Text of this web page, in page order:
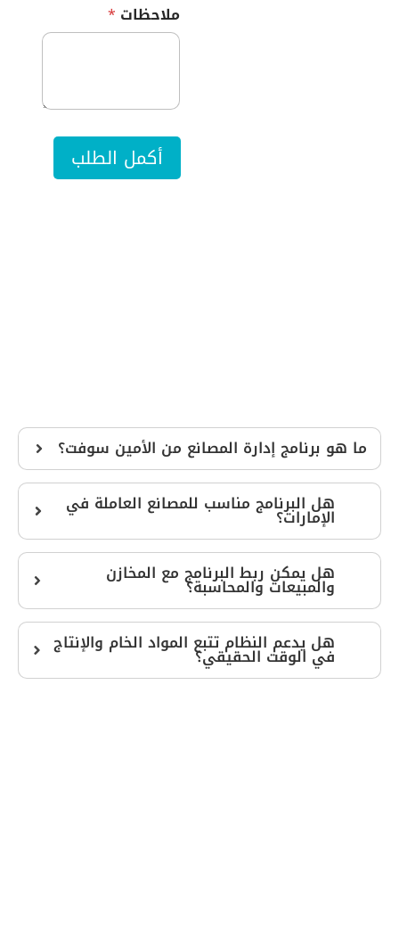
ملاحظات *
ا
ل
س
أكمل الطلب
ما هو برنامج إدارة المصانع من الأمين سوفت؟
هل البرنامج مناسب للمصانع العاملة في
الإمارات؟
هل يمكن ربط البرنامج مع المخازن
والمبيعات والمحاسبة؟
هل يدعم النظام تتبع المواد الخام والإنتاج
في الوقت الحقيقي؟